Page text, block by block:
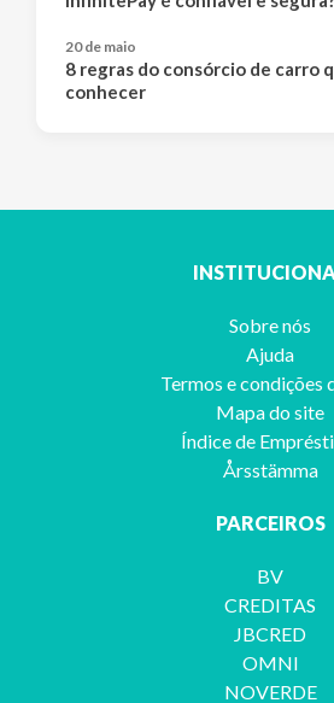
20 de maio
8 regras do consórcio de carro
conhecer
Sobre nós
Ajuda
Termos e condições
Mapa do site
Índice de
Årsstämma
PARCEIROS
BV
CREDITAS
JBCRED
OMNI
NOVERDE